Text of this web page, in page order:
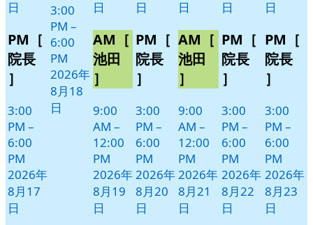
日
PM［
院長
］
3:00
PM –
6:00
PM
2026年
8月17
日
3:00
PM –
6:00
PM
2026年
8月18
日
日
AM［
池田
］
9:00
AM –
12:00
PM
2026年
8月19
日
日
PM［
院長
］
3:00
PM –
6:00
PM
2026年
8月20
日
日
AM［
池田
］
9:00
AM –
12:00
PM
2026年
8月21
日
日
PM［
院長
］
3:00
PM –
6:00
PM
2026年
8月22
日
日
PM［
院長
］
3:00
PM –
6:00
PM
2026年
8月23
日